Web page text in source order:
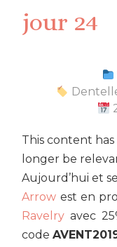
jour 24
This content
longer be
Aujourd’hui et
Arrow est en
Ravelry avec
code